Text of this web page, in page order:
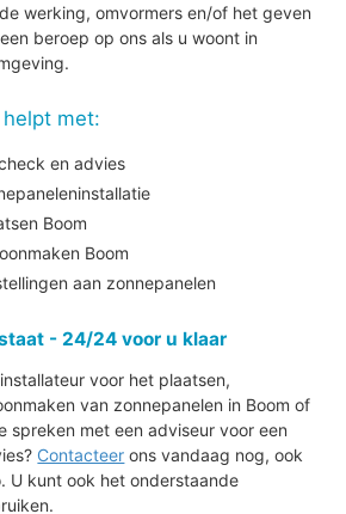
werking, omvormers en/of het geven
beroep op ons als u woont in
helpt met:
en advies
Boom
Boom
aan zonnepanelen
- 24/24 voor u klaar
voor het plaatsen,
van zonnepanelen in Boom of
spreken met een adviseur voor een
Contacteer ons vandaag nog, ook
U kunt ook het onderstaande